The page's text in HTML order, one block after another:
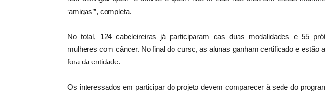
‘amigas’”, completa.
No total, 124 cabeleireiras já participaram das duas modalidades e 55
mulheres com câncer. No final do curso, as alunas ganham certificado e estão
fora da entidade.
Os interessados em participar do projeto devem comparecer à sede do